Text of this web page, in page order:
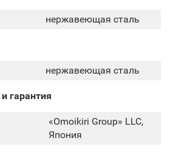
нержавеющая сталь
нержавеющая сталь
гарантия
«Omoikiri Group» LLC,
Япония